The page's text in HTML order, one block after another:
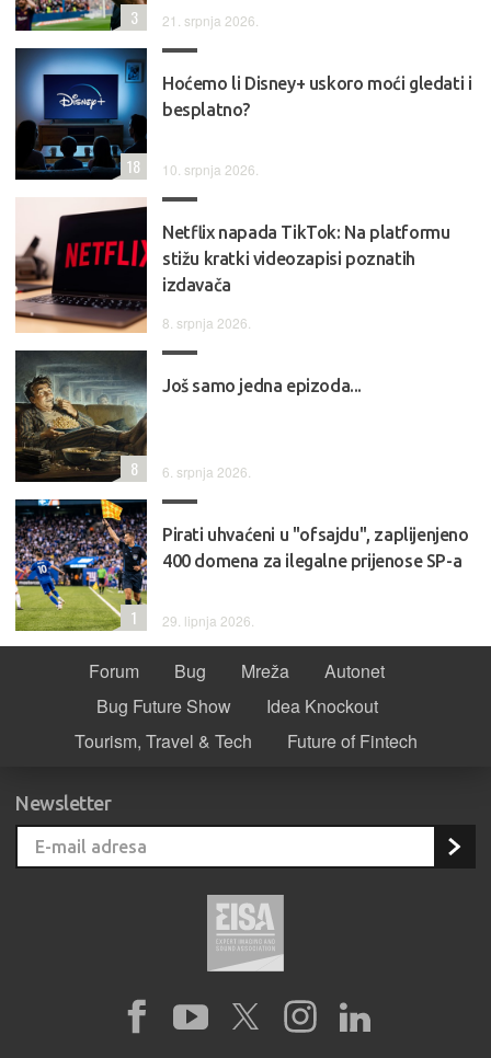
21. srpnja 2026.
3
Hoćemo li Disney+ uskoro moći gledati i
besplatno?
10. srpnja 2026.
18
Netflix napada TikTok: Na platformu
stižu kratki videozapisi poznatih
izdavača
8. srpnja 2026.
Još samo jedna epizoda...
6. srpnja 2026.
8
Pirati uhvaćeni u "ofsajdu", zaplijenjeno
400 domena za ilegalne prijenose SP-a
29. lipnja 2026.
1
Forum Bug Mreža
Autonet
Bug Future Show
Idea Knockout
Tourism, Travel & Tech
Future of Fintech
Newsletter